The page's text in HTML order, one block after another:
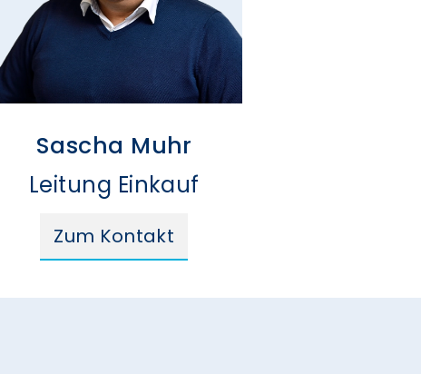
Sascha Muhr
Leitung Einkauf
Zum Kontakt